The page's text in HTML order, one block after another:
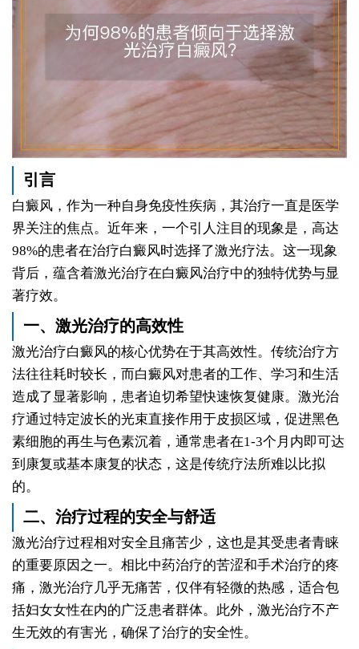
引言
白癜风，作为一种自身免疫性疾病，其治疗一直是医学
界关注的焦点。近年来，一个引人注目的现象是，高达
98%的患者在治疗白癜风时选择了激光疗法。这一现象
背后，蕴含着激光治疗在白癜风治疗中的独特优势与显
著疗效。
一、激光治疗的高效性
激光治疗白癜风的核心优势在于其高效性。传统治疗方
法往往耗时较长，而白癜风对患者的工作、学习和生活
造成了显著影响，患者迫切希望快速恢复健康。激光治
疗通过特定波长的光束直接作用于皮损区域，促进黑色
素细胞的再生与色素沉着，通常患者在1-3个月内即可达
到康复或基本康复的状态，这是传统疗法所难以比拟
的。
二、治疗过程的安全与舒适
激光治疗过程相对安全且痛苦少，这也是其受患者青睐
的重要原因之一。相比中药治疗的苦涩和手术治疗的疼
痛，激光治疗几乎无痛苦，仅伴有轻微的热感，适合包
括妇女女性在内的广泛患者群体。此外，激光治疗不产
生无效的有害光，确保了治疗的安全性。